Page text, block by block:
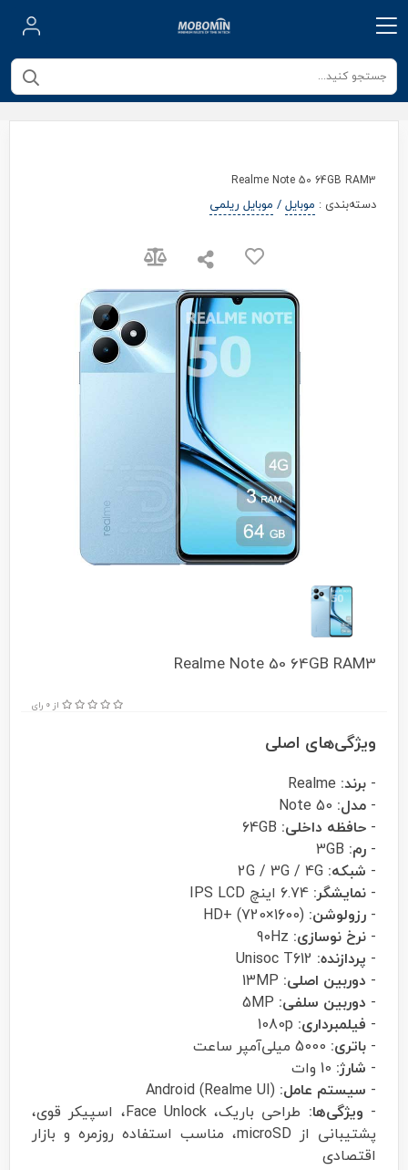
Realme Note 50 64GB RAM3
دسته‌بندی : موبایل/ موبایل ریلمی
Realme Note 50 64GB RAM3
از 0 رای
ویژگی‌های اصلی
- برند:
- مدل:
- حافظه داخلی:
- رم:
- شبکه:
- نمایشگر:
- رزولوشن:
- نرخ نوسازی:
- پردازنده:
- دوربین اصلی:
- دوربین سلفی:
- فیلمبرداری:
- باتری:
- شارژ:
- سیستم عامل:
- ویژگی‌ها:
طراحی باریک، Face Unlock، اسپیکر قوی،
پشتیبانی از microSD، مناسب استفاده روزمره و بازار
اقتصادی